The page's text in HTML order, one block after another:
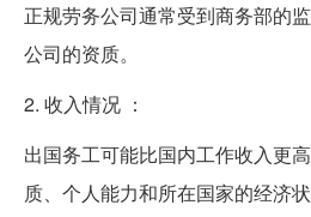
正规劳务公司通常受到商务部的
公司的资质。
2. 收入情况 ：
出国务工可能比国内工作收入更
质、个人能力和所在国家的经济状